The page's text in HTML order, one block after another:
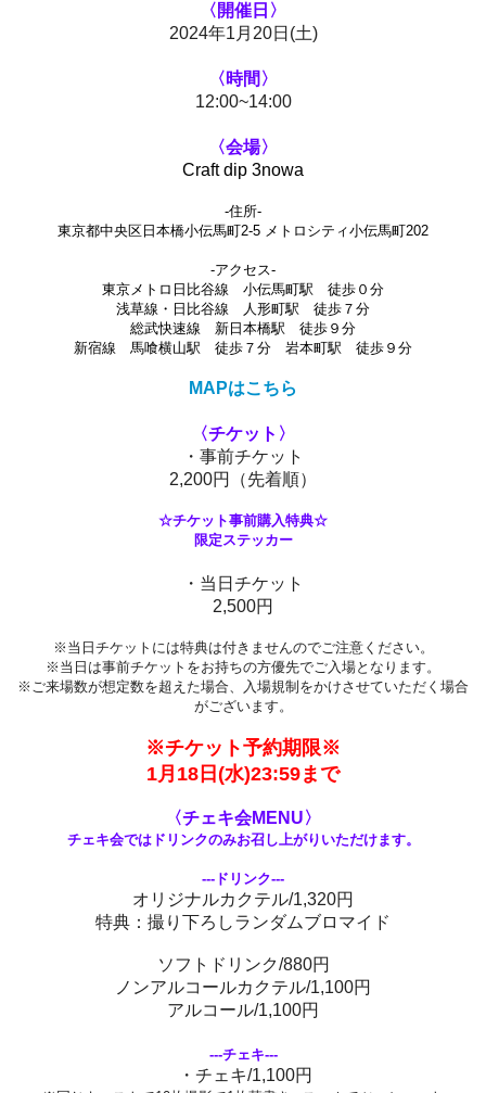
〈開催日〉
2024年1月20日(土)
〈時間〉
12:00~14:00
〈会場〉
Craft dip 3nowa
-住所-
東京都中央区日本橋小伝馬町2-5 メトロシティ小伝馬町202
-アクセス-
東京メトロ日比谷線 小伝馬町駅 徒歩０分
浅草線・日比谷線 人形町駅 徒歩７分
総武快速線 新日本橋駅 徒歩９分
新宿線 馬喰横山駅 徒歩７分 岩本町駅 徒歩９分
MAPはこちら
〈チケット〉
・事前チケット
2,200円（先着順）
☆チケット事前購入特典☆
限定ステッカー
・当日チケット
2,500円
※当日チケットには特典は付きませんのでご注意ください。
※当日は事前チケットをお持ちの方優先でご入場となります。
※ご来場数が想定数を超えた場合、入場規制をかけさせていただく場合
がございます。
※チケット予約期限※
1月18日(水)23:59まで
〈チェキ会MENU〉
チェキ会ではドリンクのみお召し上がりいただけます。
---ドリンク---
オリジナルカクテル/1,320円
特典：撮り下ろしランダムブロマイド
ソフトドリンク/880円
ノンアルコールカクテル/1,100円
アルコール/1,100円
---チェキ---
・チェキ/1,100円